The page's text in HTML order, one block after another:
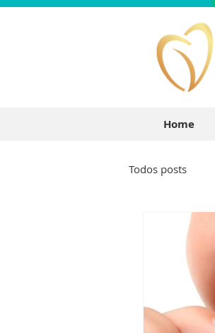
Home
Todos posts